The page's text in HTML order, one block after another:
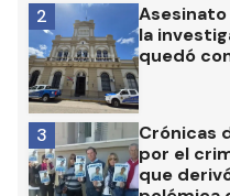
Asesinato
la
quedó
2
Crónicas
por el
que
3